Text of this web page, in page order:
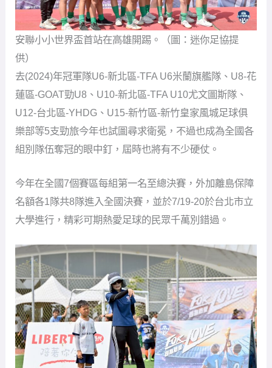
蓮區-GOAT勁U8、U10-新北區-TFA U10尤文圖斯隊、
U12-台北區-YHDG、U15-新竹區-新竹皇家風城足球俱
樂部等5支勁旅今年也試圖尋求衛冕，不過也成為全國各
組別隊伍奪冠的眼中釘，屆時也將有不少硬仗。
今年在全國7個賽區每組第一名至總決賽，外加離島保障
名額各1隊共8隊進入全國決賽，並於7/19-20於台北市立
大學進行，精彩可期熱愛足球的民眾千萬別錯過。
安聯小小世界盃首站在高雄。（圖：迷你足協提供）
各分區賽事日期如下：